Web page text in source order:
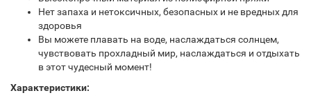
Нет запаха и нетоксичных, безопасных и не вредных для
здоровья
Вы можете плавать на воде, наслаждаться солнцем,
чувствовать прохладный мир, наслаждаться и отдыхать
в этот чудесный момент!
Характеристики: